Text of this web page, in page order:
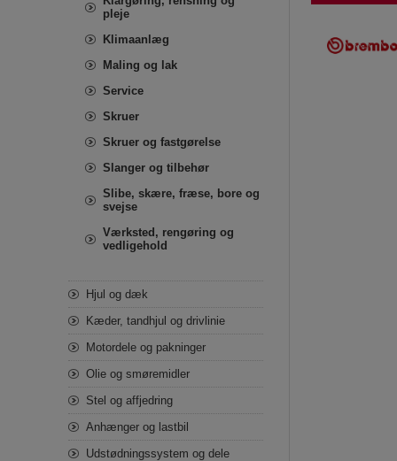
pleje
Klimaanlæg
Maling og lak
Service
Skruer
Skruer og fastgørelse
Slanger og tilbehør
Slibe, skære, fræse, bore og
svejse
Værksted, rengøring og
vedligehold
Hjul og dæk
Kæder, tandhjul og drivlinie
Motordele og pakninger
Olie og smøremidler
Stel og affjedring
Anhænger og lastbil
Udstødningssystem og dele